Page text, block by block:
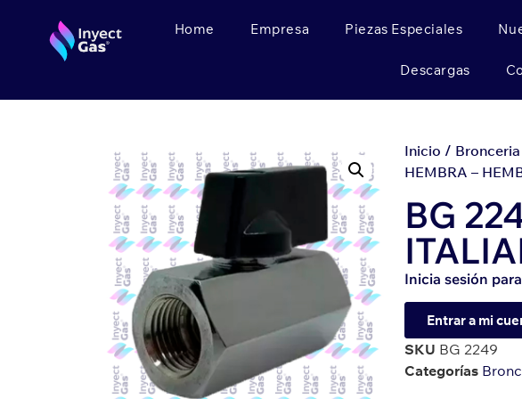
Home Empresa Piezas Especiales
Descargas
Inicio /
HEMBRA –
BG
Inicia sesión
Entrar a mi
SKU BG 2249
Categorías